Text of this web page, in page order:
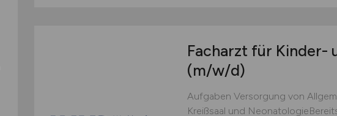
Facharzt für Kinder-
(m/w/d)
Aufgaben Versorgung von
Kreißsaal und